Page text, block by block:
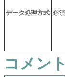
データ処理方式 必須
コメント